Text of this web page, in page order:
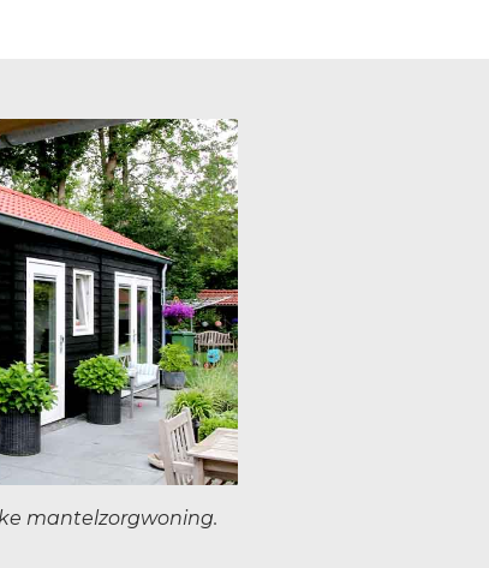
mantelzorgwoning.